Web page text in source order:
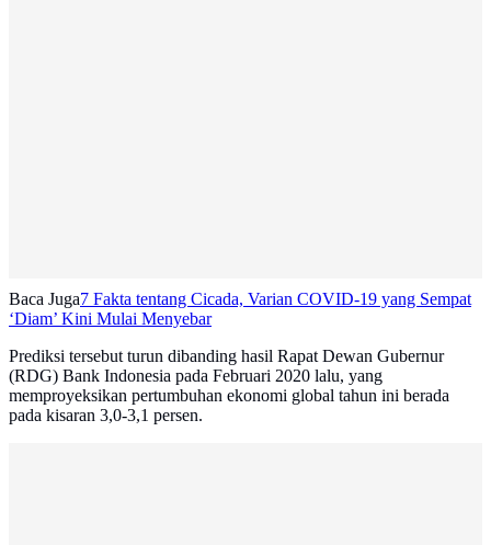
Baca Juga7 Fakta tentang Cicada, Varian COVID-19 yang Sempat
‘Diam’ Kini Mulai Menyebar
Prediksi tersebut turun dibanding hasil Rapat Dewan Gubernur
(RDG) Bank Indonesia pada Februari 2020 lalu, yang
memproyeksikan pertumbuhan ekonomi global tahun ini berada
pada kisaran 3,0-3,1 persen.